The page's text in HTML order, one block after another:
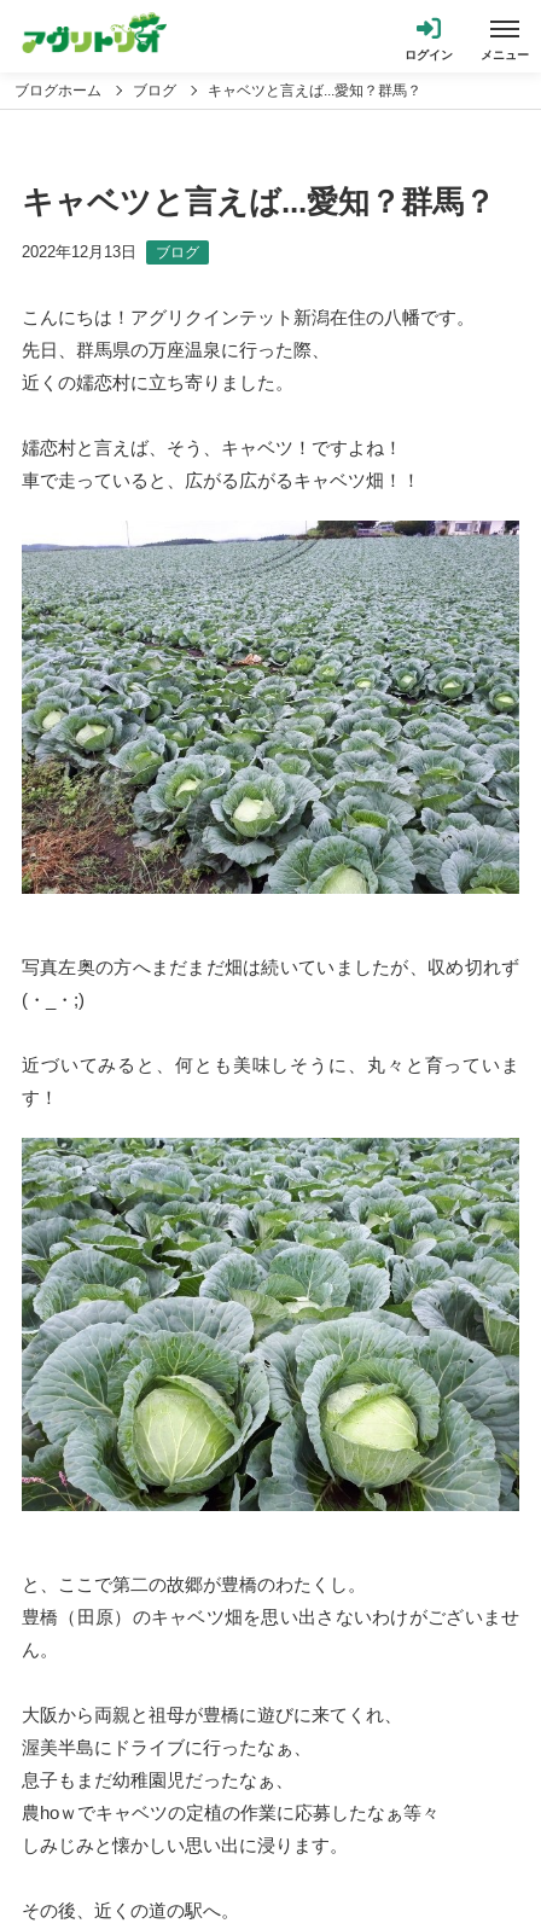
ブログホーム ブログ キャベツと言えば...愛知？群馬？
キャベツと言えば...愛知？群馬？
2022年12月13日 ブログ
こんにちは！アグリクインテット新潟在住の八幡です。
先日、群馬県の万座温泉に行った際、
近くの嬬恋村に立ち寄りました。
嬬恋村と言えば、そう、キャベツ！ですよね！
車で走っていると、広がる広がるキャベツ畑！！
写真左奥の方へまだまだ畑は続いていましたが、収め切れず
(・_・;)
近づいてみると、何とも美味しそうに、丸々と育っていま
す！
と、ここで第二の故郷が豊橋のわたくし。
豊橋（田原）のキャベツ畑を思い出さないわけがございませ
ん。
大阪から両親と祖母が豊橋に遊びに来てくれ、
渥美半島にドライブに行ったなぁ、
息子もまだ幼稚園児だったなぁ、
農hoｗでキャベツの定植の作業に応募したなぁ等々
しみじみと懐かしい思い出に浸ります。
その後、近くの道の駅へ。